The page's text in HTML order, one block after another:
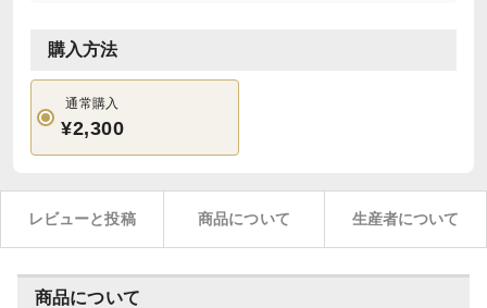
購入方法
通常購入
¥2,300
レビューと投稿 商品について 生産者について
商品について